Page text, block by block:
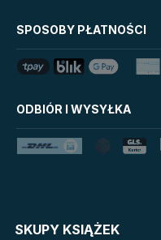
Grzeszni Miliarderzy
Uniwersum Reina Roja
Królestwo kłamstw
Lato
SPOSOBY PŁATNOŚCI
ODBIÓR I WYSYŁKA
SKUPY KSIĄŻEK